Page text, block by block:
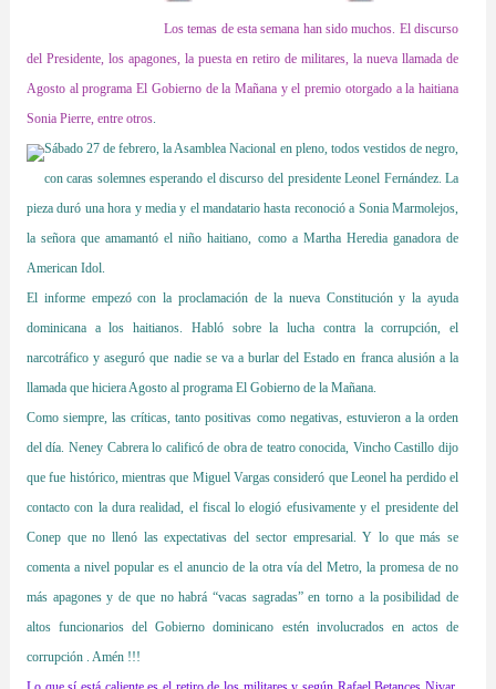
Los temas de esta semana han sido muchos. El discurso
del Presidente, los apagones, la puesta en retiro de militares, la nueva llamada de
Agosto al programa El Gobierno de la Mañana y el premio otorgado a la haitiana
Sonia Pierre, entre otros.
Sábado 27 de febrero, la Asamblea Nacional en pleno, todos vestidos de negro,
con caras solemnes esperando el discurso del presidente Leonel Fernández. La
pieza duró una hora y media y el mandatario hasta reconoció a Sonia Marmolejos,
la señora que amamantó el niño haitiano, como a Martha Heredia ganadora de
American Idol.
El informe empezó con la proclamación de la nueva Constitución y la ayuda
dominicana a los haitianos. Habló sobre la lucha contra la corrupción, el
narcotráfico y aseguró que nadie se va a burlar del Estado en franca alusión a la
llamada que hiciera Agosto al programa El Gobierno de la Mañana.
Como siempre, las críticas, tanto positivas como negativas, estuvieron a la orden
del día. Neney Cabrera lo calificó de obra de teatro conocida, Vincho Castillo dijo
que fue histórico, mientras que Miguel Vargas consideró que Leonel ha perdido el
contacto con la dura realidad, el fiscal lo elogió efusivamente y el presidente del
Conep que no llenó las expectativas del sector empresarial. Y lo que más se
comenta a nivel popular es el anuncio de la otra vía del Metro, la promesa de no
más apagones y de que no habrá “vacas sagradas” en torno a la posibilidad de
altos funcionarios del Gobierno dominicano estén involucrados en actos de
corrupción . Amén !!!